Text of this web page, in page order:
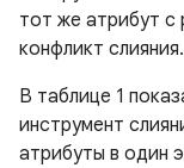
тот же атрибут с
конфликт слияния.
В таблице 1
инструмент
атрибуты в один